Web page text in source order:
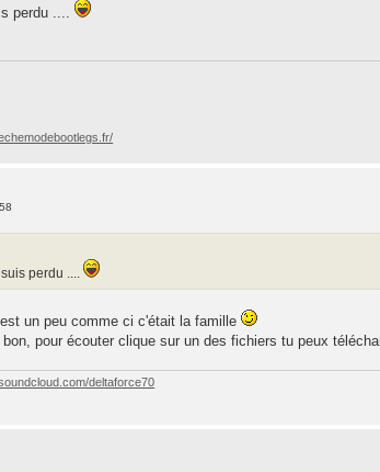
perdu ....
perdu ....
un peu comme ci c'était la famille
pour écouter clique sur un des fichiers tu peux
deltaforce70